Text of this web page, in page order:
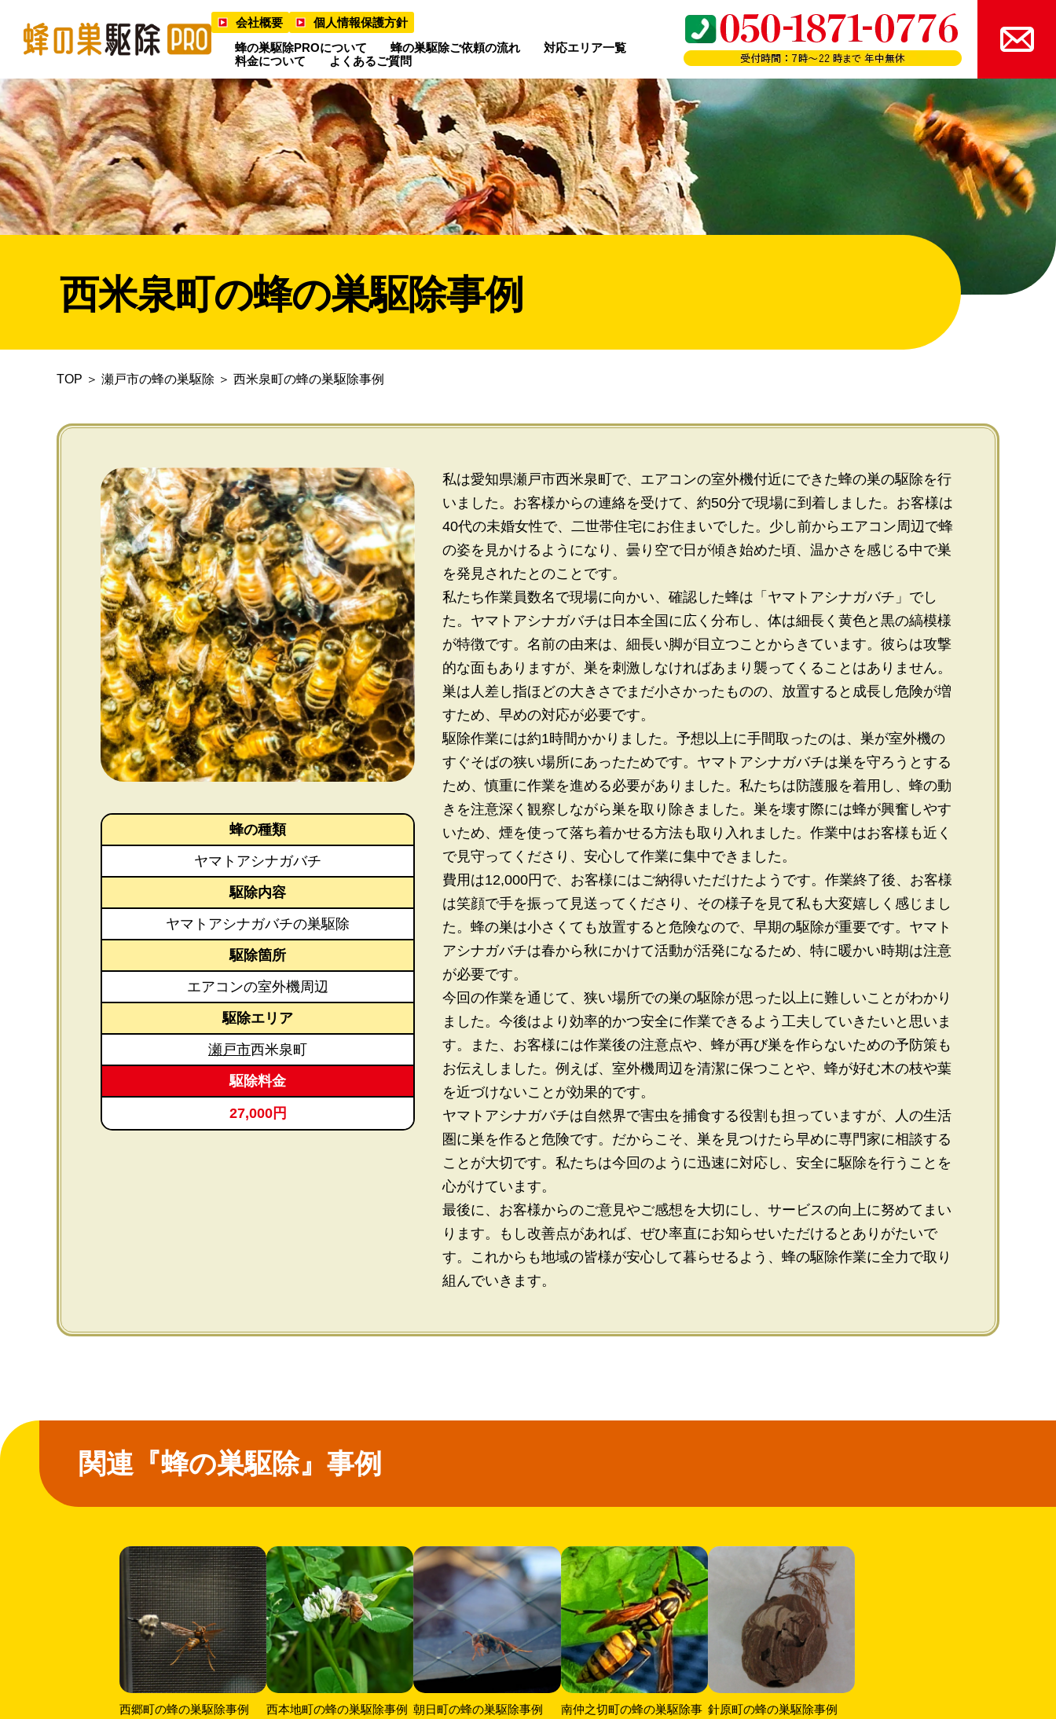
会社概要
個人情報保護方針
蜂の巣駆除PROについて
蜂の巣駆除ご依頼の流れ
対応エリア一覧
料金について
よくあるご質問
西米泉町の蜂の巣駆除事例
TOP ＞ 瀬戸市の蜂の巣駆除 ＞ 西米泉町の蜂の巣駆除事例
蜂の種類
ヤマトアシナガバチ
駆除内容
ヤマトアシナガバチの巣駆除
駆除箇所
エアコンの室外機周辺
駆除エリア
瀬戸市西米泉町
駆除料金
27,000円
私は愛知県瀬戸市西米泉町で、エアコンの室外機付近にできた蜂の巣の駆除を行
いました。お客様からの連絡を受けて、約50分で現場に到着しました。お客様は
40代の未婚女性で、二世帯住宅にお住まいでした。少し前からエアコン周辺で蜂
の姿を見かけるようになり、曇り空で日が傾き始めた頃、温かさを感じる中で巣
を発見されたとのことです。
私たち作業員数名で現場に向かい、確認した蜂は「ヤマトアシナガバチ」でし
た。ヤマトアシナガバチは日本全国に広く分布し、体は細長く黄色と黒の縞模様
が特徴です。名前の由来は、細長い脚が目立つことからきています。彼らは攻撃
的な面もありますが、巣を刺激しなければあまり襲ってくることはありません。
巣は人差し指ほどの大きさでまだ小さかったものの、放置すると成長し危険が増
すため、早めの対応が必要です。
駆除作業には約1時間かかりました。予想以上に手間取ったのは、巣が室外機の
すぐそばの狭い場所にあったためです。ヤマトアシナガバチは巣を守ろうとする
ため、慎重に作業を進める必要がありました。私たちは防護服を着用し、蜂の動
きを注意深く観察しながら巣を取り除きました。巣を壊す際には蜂が興奮しやす
いため、煙を使って落ち着かせる方法も取り入れました。作業中はお客様も近く
で見守ってくださり、安心して作業に集中できました。
費用は12,000円で、お客様にはご納得いただけたようです。作業終了後、お客様
は笑顔で手を振って見送ってくださり、その様子を見て私も大変嬉しく感じまし
た。蜂の巣は小さくても放置すると危険なので、早期の駆除が重要です。ヤマト
アシナガバチは春から秋にかけて活動が活発になるため、特に暖かい時期は注意
が必要です。
今回の作業を通じて、狭い場所での巣の駆除が思った以上に難しいことがわかり
ました。今後はより効率的かつ安全に作業できるよう工夫していきたいと思いま
す。また、お客様には作業後の注意点や、蜂が再び巣を作らないための予防策も
お伝えしました。例えば、室外機周辺を清潔に保つことや、蜂が好む木の枝や葉
を近づけないことが効果的です。
ヤマトアシナガバチは自然界で害虫を捕食する役割も担っていますが、人の生活
圏に巣を作ると危険です。だからこそ、巣を見つけたら早めに専門家に相談する
ことが大切です。私たちは今回のように迅速に対応し、安全に駆除を行うことを
心がけています。
最後に、お客様からのご意見やご感想を大切にし、サービスの向上に努めてまい
ります。もし改善点があれば、ぜひ率直にお知らせいただけるとありがたいで
す。これからも地域の皆様が安心して暮らせるよう、蜂の駆除作業に全力で取り
組んでいきます。
関連『蜂の巣駆除』事例
西郷町の蜂の巣駆除事例 西本地町の蜂の巣駆除事例 朝日町の蜂の巣駆除事例
南仲之切町の蜂の巣駆除事 針原町の蜂の巣駆除事例